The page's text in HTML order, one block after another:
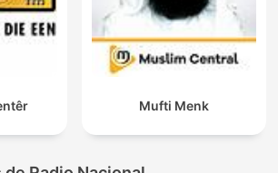
Mufti Menk